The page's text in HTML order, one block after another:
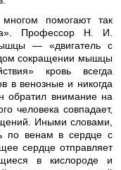
помогают так
Профессор Н. И.
— «двигатель с
сокращении мышцы
кровь всегда
в венозные и никогда
обратил внимание на
человека совпадает,
Иными словами,
по венам в сердце с
сердце отправляет
в кислороде и